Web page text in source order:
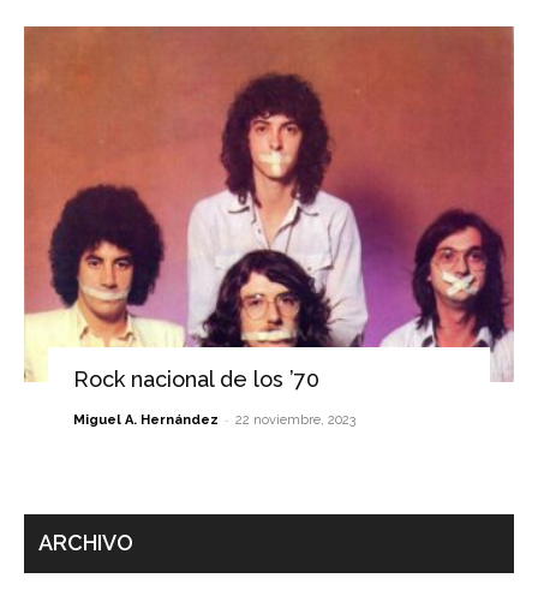
Rock nacional de los ’70
Miguel A. Hernández - 22 noviembre, 2023
ARCHIVO